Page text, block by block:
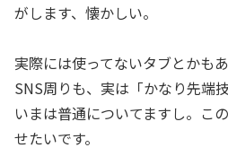
がします、懐かしい。
実際には使ってないタブとかも
SNS周りも、実は「かなり先端
いまは普通についてますし。こ
せたいです。